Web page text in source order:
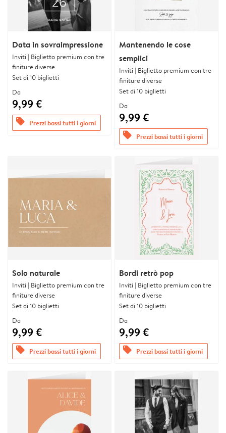
Data in sovraimpressione
Inviti | Biglietto premium con tre
finiture diverse
Set di 10 biglietti
Da
9,99 €
offers Prezzi bassi tutti i giorni
Mantenendo le cose
semplici
Inviti | Biglietto premium con tre
finiture diverse
Set di 10 biglietti
Da
9,99 €
offers Prezzi bassi tutti i giorni
Solo naturale
Inviti | Biglietto premium con tre
finiture diverse
Set di 10 biglietti
Da
9,99 €
offers Prezzi bassi tutti i giorni
Bordi retrò pop
Inviti | Biglietto premium con tre
finiture diverse
Set di 10 biglietti
Da
9,99 €
offers Prezzi bassi tutti i giorni